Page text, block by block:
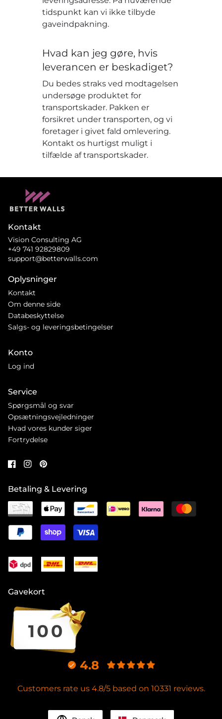
tidspunkt kan vi ikke tilbyde
gaveindpakning.
Hvad kan jeg gøre, hvis
leverancen er beskadiget?
Du bedes straks ved modtagelsen
undersøge produktet for
transportskader. Pakken er
forsikret under transporten, og vi
foretager i givet fald omlevering.
Kontakt os hurtigst muligt i
tilfælde af transportskader.
Kontakt
Vision Consulting AG
+49 741 92829809
support@betterwalls.com
Oplysninger
Kontakt
Om denne side
Databeskyttelse
Salgs- og leveringsbetingelser
Konto
Log ind
Service
Spørgsmål og svar
Opsætningsvejledninger
Hvad vores kunder siger
Fortrydelse
Betaling & Levering
Gavekort
4.8
Customers rate us 4.8/5 based on 10331 reviews.